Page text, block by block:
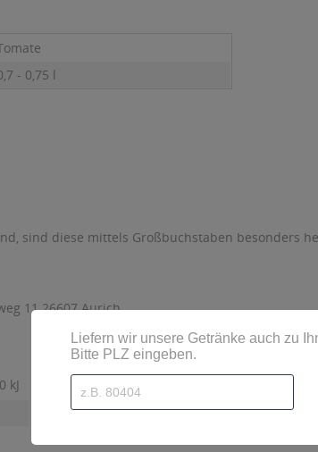
- 0,75 l
sind diese mittels Großbuchstaben besonders
11 26607 Aurich
kJ